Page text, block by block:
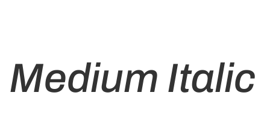
Medium Italic